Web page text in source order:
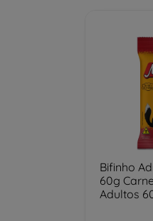
Bifinho
60g
Adultos